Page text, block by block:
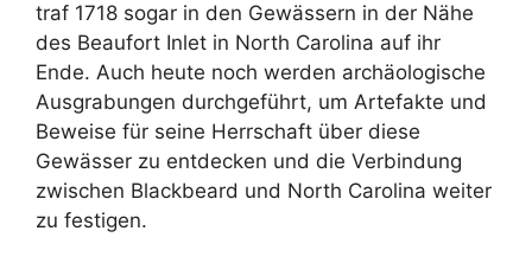
traf 1718 sogar in den Gewässern in der Nähe
des Beaufort Inlet in North Carolina auf ihr
Ende. Auch heute noch werden archäologische
Ausgrabungen durchgeführt, um Artefakte und
Beweise für seine Herrschaft über diese
Gewässer zu entdecken und die Verbindung
zwischen Blackbeard und North Carolina weiter
zu festigen.